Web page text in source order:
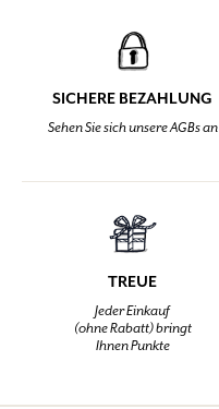
SICHERE BEZAHLUNG
Sehen Sie sich unsere AGBs an
TREUE
Jeder Einkauf
(ohne Rabatt) bringt
Ihnen Punkte